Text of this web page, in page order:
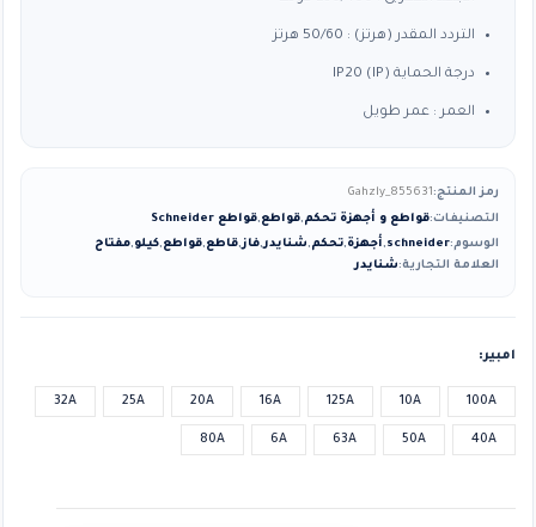
التردد المقدر (هرتز) : 50/60 هرتز
درجة الحماية (IP) IP20
العمر : عمر طويل
رمز المنتج:Gahzly_855631
التصنيفات:قواطع و أجهزة تحكم,قواطع,قواطع Schneider
الوسوم:schneider
,أجهزة,تحكم,شنايدر,فاز,قاطع,قواطع,كيلو,مفتاح
العلامة التجارية:شنايدر
امبير
100A
10A
125A
16A
20A
25A
32A
40A
50A
63A
6A
80A